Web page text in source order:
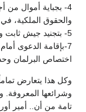
4- بجباية أموال من
والحقوق الملكية،
5- بتجنيد جيش ثابت والاحتفاظ به دون موافقة البرلمان.
7-بإقامة الدعوى
اختصاص البرلمان
وكل هذا يتعارض
وشرائعها المعروفة.
تامة من أن.. أمير